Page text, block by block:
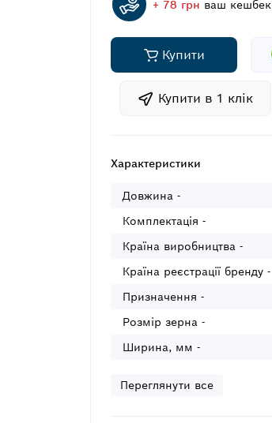
+ 78 грн ваш кешбек
Купити
Купити в 1 клiк
Характеристики
Довжина -
Комплектація -
Країна виробництва -
Країна реєстрації бренду -
Призначення -
Розмір зерна -
Ширина, мм -
Переглянути все